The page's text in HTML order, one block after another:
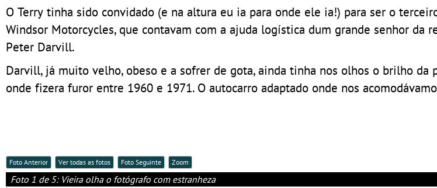
O Terry tinha sido convidado (e na altura eu ia para onde ele ia!) para ser o
Windsor Motorcycles, que contavam com a ajuda logística dum grande senhor da
Peter Darvill.
Darvill, já muito velho, obeso e a sofrer de gota, ainda tinha nos olhos o brilho da
onde fizera furor entre 1960 e 1971. O autocarro adaptado onde nos
Foto Anterior Ver todas as fotos Foto Seguinte Zoom
Foto 1 de 5: Vieira olha o fotógrafo com estranheza